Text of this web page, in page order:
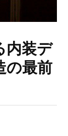
内装デ
の最前